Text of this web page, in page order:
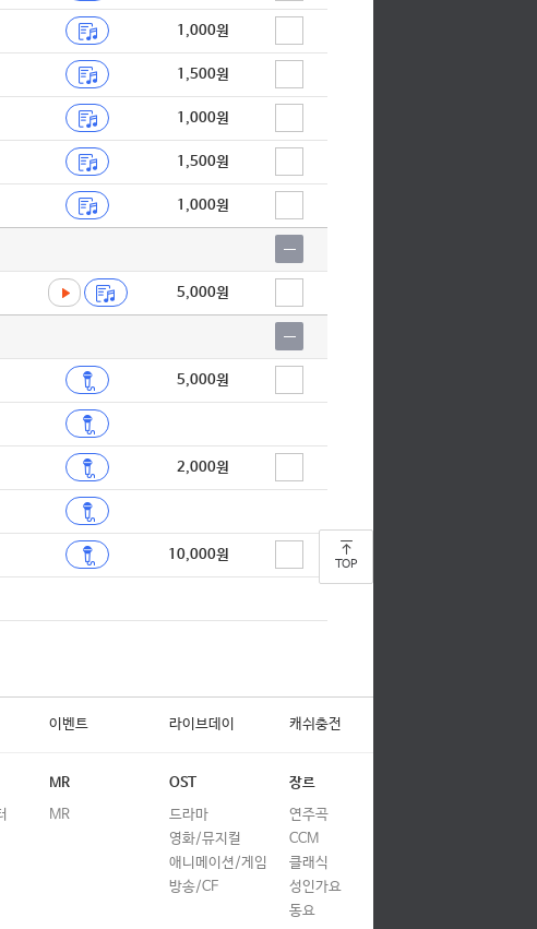
1,000원
1,500원
1,000원
1,500원
1,000원
5,000원
5,000원
2,000원
10,000원
이벤트 라이브데이 캐쉬충전
MR
MR
OST
드라마
영화/뮤지컬
애니메이션/게임
방송/CF
장르
연주곡
CCM
클래식
성인가요
동요
TOP